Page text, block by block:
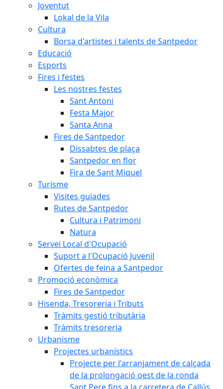
Joventut
Lokal de la Vila
Cultura
Borsa d'artistes i talents de Santpedor
Educació
Esports
Fires i festes
Les nostres festes
Sant Antoni
Festa Major
Santa Anna
Fires de Santpedor
Dissabtes de plaça
Santpedor en flor
Fira de Sant Miquel
Turisme
Visites guiades
Rutes de Santpedor
Cultura i Patrimoni
Natura
Servei Local d'Ocupació
Suport a l'Ocupació Juvenil
Ofertes de feina a Santpedor
Promoció econòmica
Fires de Santpedor
Hisenda, Tresoreria i Tributs
Tràmits gestió tributària
Tràmits tresoreria
Urbanisme
Projectes urbanístics
Projecte per l'arranjament de calçada
de la prolongació oest de la ronda